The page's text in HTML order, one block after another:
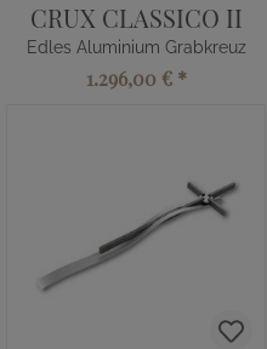
CRUX CLASSICO II
Edles Aluminium Grabkreuz
1.296,00 € *